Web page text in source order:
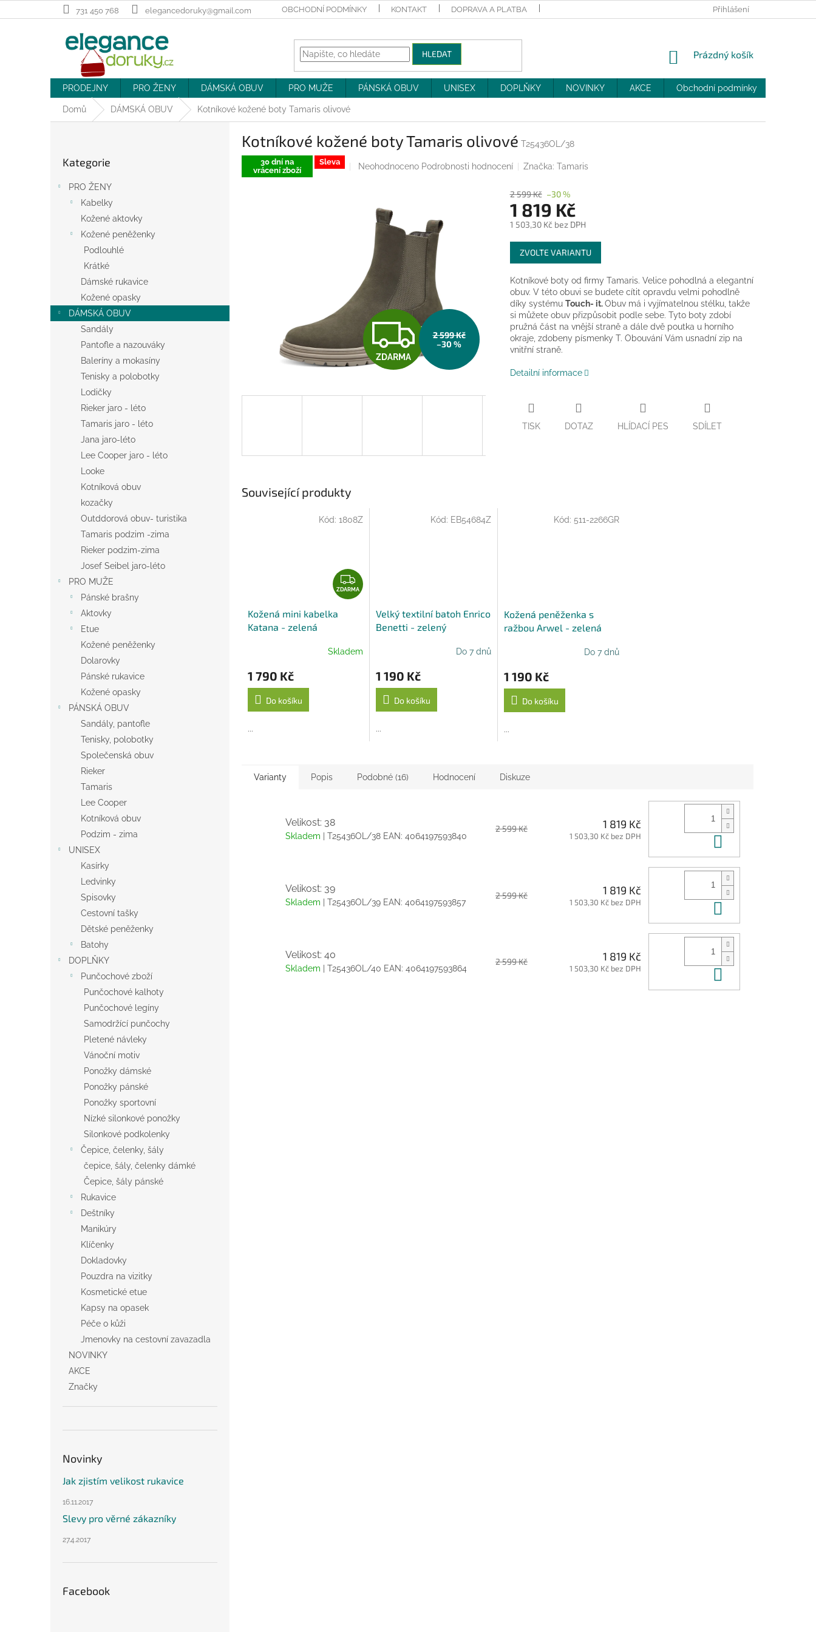
na
731 450 768 elegancedoruky@gmail.com OBCHODNÍ PODMÍNKY KONTAKT DOPRAVA A PLATBA MOJE OBJEDNÁVKA
Přihlášení
HLEDAT
NÁKUPNÍ
Prázdný košík
PRODEJNY PRO ŽENY DÁMSKÁ OBUV PRO MUŽE PÁNSKÁ OBUV UNISEX DOPLŇKY NOVINKY AKCE Obchodní podmínky
Domů DÁMSKÁ OBUV Kotníkové kožené boty Tamaris olivové
l
kategorie
Kategorie
PRO ŽENY
Kabelky
Kožené aktovky
Kožené peněženky
Podlouhlé
Krátké
Dámské rukavice
Kožené opasky
DÁMSKÁ OBUV
Sandály
Pantofle a nazouváky
Baleríny a mokasíny
Tenisky a polobotky
Lodičky
Rieker jaro - léto
Tamaris jaro - léto
Jana jaro-léto
Lee Cooper jaro - léto
Looke
Kotníková obuv
kozačky
Outddorová obuv- turistika
Tamaris podzim -zima
Rieker podzim-zima
Josef Seibel jaro-léto
PRO MUŽE
Pánské brašny
Aktovky
Etue
Kožené peněženky
Dolarovky
Pánské rukavice
Kožené opasky
PÁNSKÁ OBUV
Sandály, pantofle
Tenisky, polobotky
Společenská obuv
Rieker
Tamaris
Lee Cooper
Kotníková obuv
Podzim - zima
UNISEX
Kasírky
Ledvinky
Spisovky
Cestovní tašky
Dětské peněženky
Batohy
DOPLŇKY
Punčochové zboží
Punčochové kalhoty
Punčochové legíny
Samodržící punčochy
Pletené návleky
Vánoční motiv
Ponožky dámské
Ponožky pánské
Ponožky sportovní
Nízké silonkové ponožky
Silonkové podkolenky
Čepice, čelenky, šály
čepice, šály, čelenky dámké
Čepice, šály pánské
Rukavice
Deštníky
Manikúry
Klíčenky
Dokladovky
Pouzdra na vizitky
Kosmetické etue
Kapsy na opasek
Péče o kůži
Jmenovky na cestovní zavazadla
NOVINKY
AKCE
Značky
Novinky
Jak zjistím velikost rukavice
16.11.2017
Slevy pro věrné zákazníky
27.4.2017
Facebook
Kotníkové kožené boty Tamaris olivové T25436OL/38
30 dní na
vrácení zboží
Sleva
Průměrné
hvězdiček.
Neohodnoceno Podrobnosti hodnocení Značka:Tamaris
Z
D
R
M
ZDARMA
2 599 Kč
–30 %
2 599 Kč –30 %
1 819 Kč
1 503,30 Kč bez DPH
Měrná
cena:
ZVOLTE VARIANTU
Kotníkové boty od firmy Tamaris. Velice pohodlná a elegantní
obuv. V této obuvi se budete cítit opravdu velmi pohodlně
díky systému Touch- it.Obuv má i vyjímatelnou stélku, takže
si můžete obuv přizpůsobit podle sebe. Tyto boty zdobí
pružná část na vnější straně a dále dvě poutka u horního
okraje, zdobeny písmenky T. Obouvání Vám usnadní zip na
vnitřní straně.
Detailní informace
TISK DOTAZ HLÍDACÍ PES SDÍLET
Související produkty
Z
D
A
ZDARMA
Kožená mini kabelka
Katana - zelená
Skladem
1 790 Kč
Do košíku
...
Kód: 1808Z
Velký textilní batoh Enrico
Benetti - zelený
Do 7 dnů
1 190 Kč
Do košíku
...
Kód: EB54684Z
Kožená peněženka s
ražbou Arwel - zelená
Do 7 dnů
1 190 Kč
Do košíku
...
Kód:511-2266GR
Varianty Popis Podobné (16) Hodnocení Diskuze
Velikost: 38
Skladem | T25436OL/38 EAN: 4064197593840
2 599 Kč 1 819 Kč
1 503,30 Kč bez DPH
Velikost: 39
Skladem | T25436OL/39 EAN: 4064197593857
2 599 Kč 1 819 Kč
1 503,30 Kč bez DPH
Velikost: 40
Skladem | T25436OL/40 EAN: 4064197593864
2 599 Kč 1 819 Kč
1 503,30 Kč bez DPH